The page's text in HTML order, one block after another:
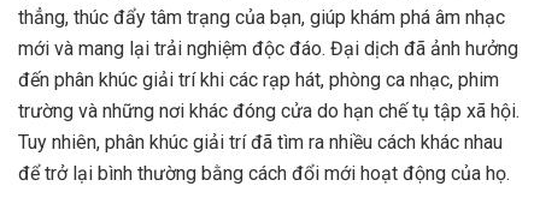
thẳng, thúc đẩy tâm trạng của bạn, giúp khám phá âm nhạc
mới và mang lại trải nghiệm độc đáo. Đại dịch đã ảnh hưởng
đến phân khúc giải trí khi các rạp hát, phòng ca nhạc, phim
trường và những nơi khác đóng cửa do hạn chế tụ tập xã hội.
Tuy nhiên, phân khúc giải trí đã tìm ra nhiều cách khác nhau
để trở lại bình thường bằng cách đổi mới hoạt động của họ.